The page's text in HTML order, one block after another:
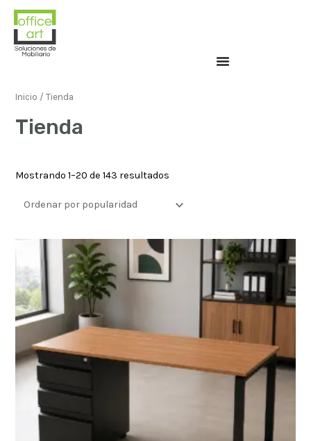
Inicio / Tienda
Tienda
Mostrando 1–20 de 143 resultados